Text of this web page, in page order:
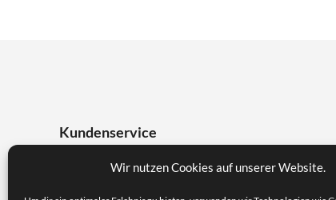
Wir nutzen Cookies auf unserer Website.
Kundenservice